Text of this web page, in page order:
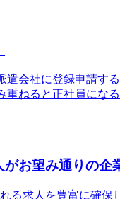
遣会社に登録申請す
重ねると正社員にな
がお望み通りの
る求人を豊富に確